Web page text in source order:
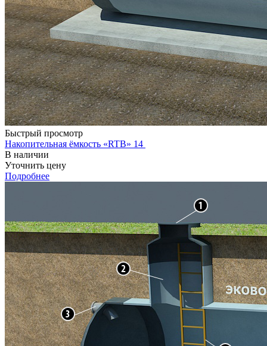
Быстрый просмотр
Накопительная ёмкость «RTB» 14
В наличии
Уточнить цену
Подробнее